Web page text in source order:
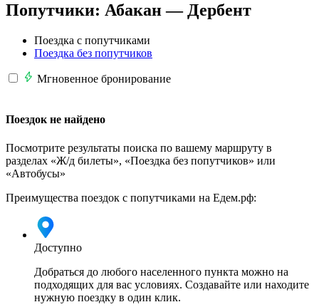
Попутчики: Абакан —Дербент
Поездка с попутчиками
Поездка без попутчиков
Мгновенное бронирование
Поездок не найдено
Посмотрите результаты поиска по вашему маршруту в
разделах «Ж/д билеты», «Поездка без попутчиков» или
«Автобусы»
Преимущества поездок с попутчиками на Едем.рф:
Доступно
Добраться до любого населенного пункта можно на
подходящих для вас условиях. Создавайте или находите
нужную поездку в один клик.